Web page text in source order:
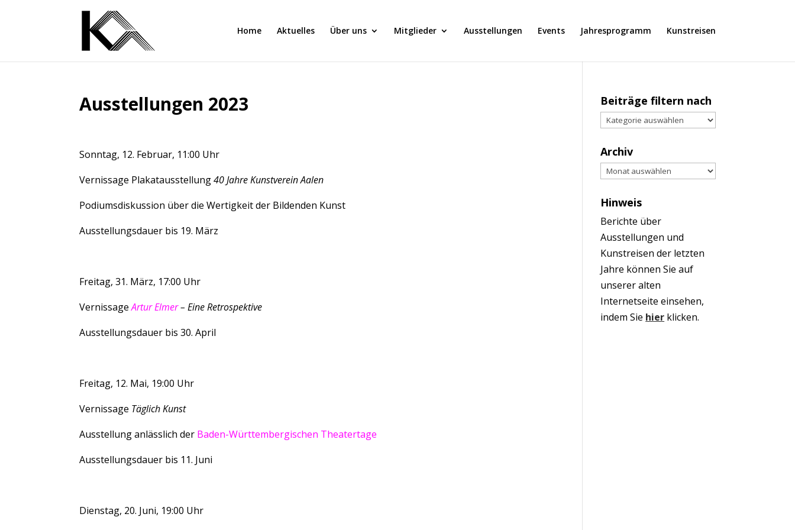
Home Aktuelles Über uns Mitglieder Ausstellungen Events Jahresprogramm Kunstreisen
Ausstellungen 2023
Sonntag, 12. Februar, 11:00 Uhr
Vernissage Plakatausstellung40 Jahre Kunstverein Aalen
Podiumsdiskussion über die Wertigkeit der Bildenden Kunst
Ausstellungsdauer bis 19. März
Freitag, 31. März, 17:00 Uhr
VernissageArtur Elmer– Eine Retrospektive
Ausstellungsdauer bis 30. April
Freitag, 12. Mai, 19:00 Uhr
Vernissage Täglich Kunst
Ausstellung anlässlich der Baden-Württembergischen Theatertage
Ausstellungsdauer bis 11. Juni
Dienstag, 20. Juni, 19:00 Uhr
Beiträge filtern nach
Archiv
Hinweis
Berichte über
Ausstellungen und
Kunstreisen der letzten
Jahre können Sie auf
unserer alten
Internetseite einsehen,
indem Sie hier klicken.